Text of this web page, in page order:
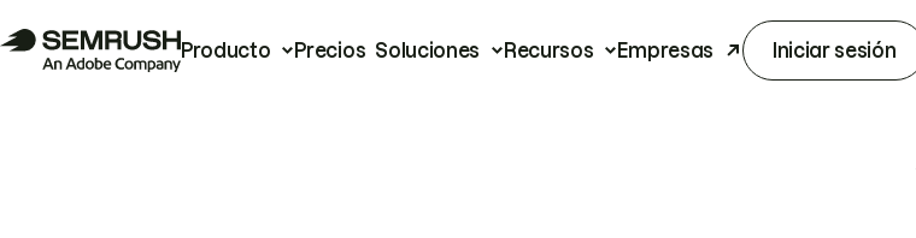
Producto Precios Soluciones Recursos Empresas Iniciar sesión